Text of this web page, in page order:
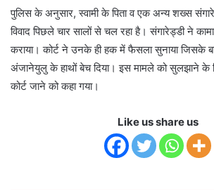
पुलिस के अनुसार, स्‍वामी के पिता व एक अन्‍य शख्‍स
विवाद पिछले चार सालों से चल रहा है। संगारेड्डी ने
कराया। कोर्ट ने उनके ही हक में फैसला सुनाया जिसके
अंजानेयुलु के हाथों बेच दिया। इस मामले को सुलझाने के
कोर्ट जाने को कहा गया।
Like us share us